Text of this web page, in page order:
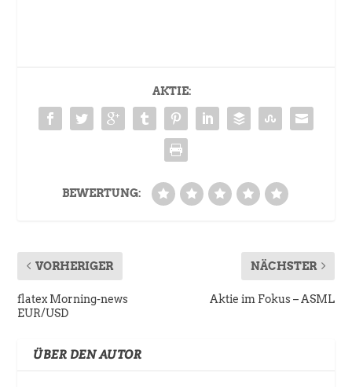
AKTIE:
BEWERTUNG:
VORHERIGER
flatex Morning-news
EUR/USD
NÄCHSTER
Aktie im Fokus – ASML
ÜBER DEN AUTOR